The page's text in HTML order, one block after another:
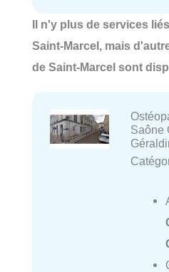
Il n'y plus de services
Saint-Marcel, mais
de Saint-Marcel sont
Saône